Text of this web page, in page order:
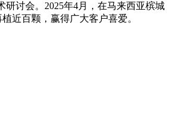
讨会。2025年4月，在马来西亚槟城
近百颗，赢得广大客户喜爱。